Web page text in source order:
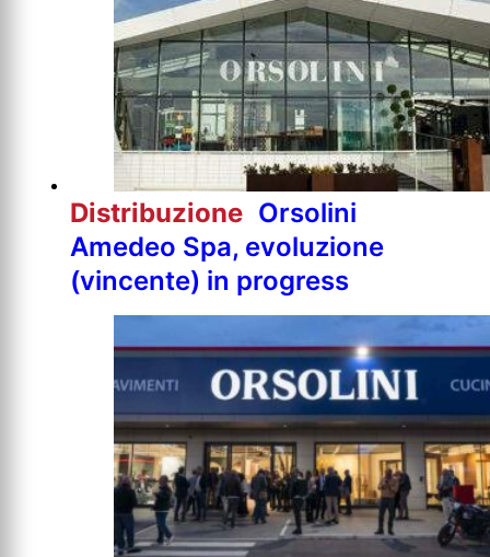
Distribuzione Orsolini
Amedeo Spa, evoluzione
(vincente) in progress